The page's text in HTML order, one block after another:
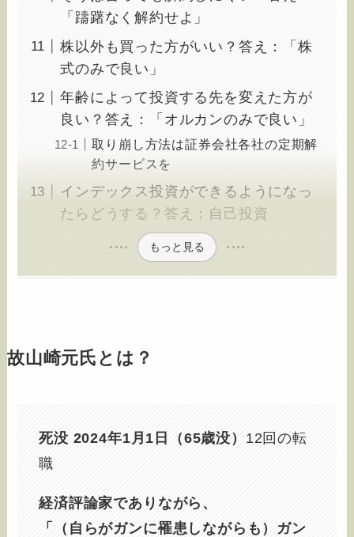
「躊躇なく解約せよ」
株以外も買った方がいい？答え：「株
式のみで良い」
年齢によって投資する先を変えた方が
良い？答え：「オルカンのみで良い」
取り崩し方法は証券会社各社の定期解
約サービスを
インデックス投資ができるようになっ
たらどうする？答え：自己投資
もっと見る
故山崎元氏とは？
死没 2024年1月1日（65歳没） 12回の転
職
経済評論家でありながら、
「（自らがガンに罹患しながらも）ガン